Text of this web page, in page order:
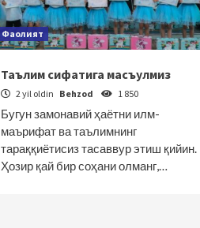
Фаолият
Таълим сифатига масъулмиз
2 yil oldin Behzod 1 850
Бугун замонавий ҳаётни илм-
маърифат ва таълимнинг
тараққиётисиз тасаввур этиш қийин.
Ҳозир қай бир соҳани олманг,…